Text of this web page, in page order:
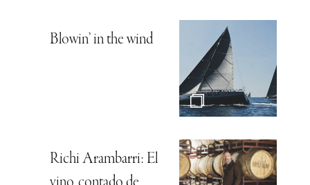
Blowin’ in the wind
Richi Arambarri: El